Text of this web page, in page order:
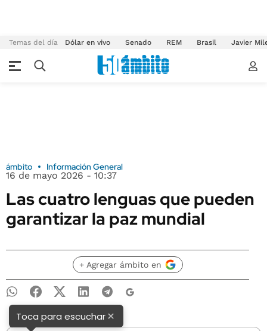
Temas del día Dólar en vivo Senado REM Brasil Javier
ámbito Información General
16 de mayo 2026 - 10:37
Las cuatro lenguas que pueden
garantizar la paz mundial
+ Agregar ámbito en
Toca para escuchar×